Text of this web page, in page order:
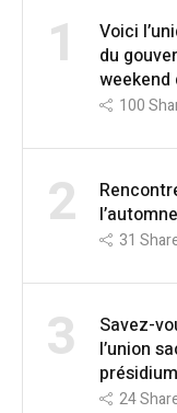
1
Voici
du
weekend
100
2 31
3
Savez-
l’union
24